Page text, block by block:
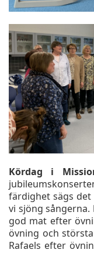
Kördag i
färdighet sägs
vi sjöng sångerna.
god mat efter
övning och
Rafaels efter